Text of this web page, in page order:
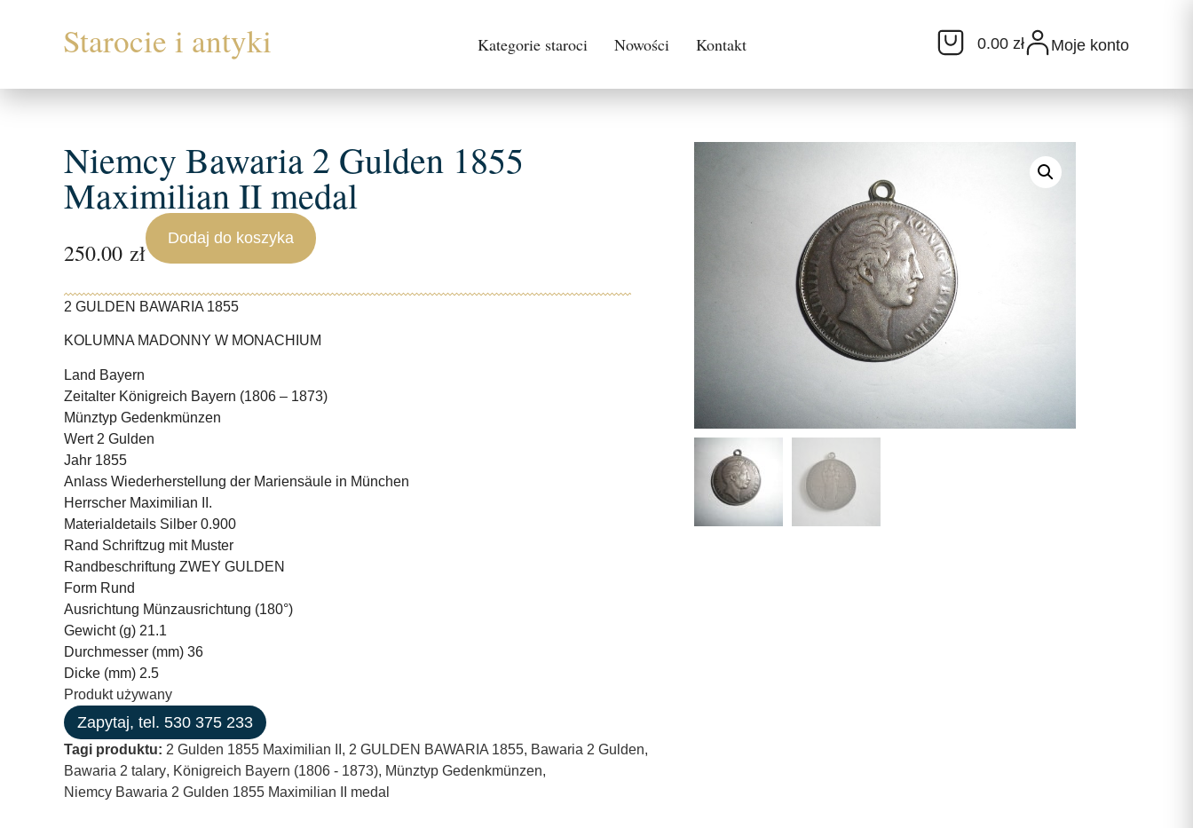
Kategorie staroci Nowości Kontakt 0.00 zł Moje konto
Niemcy Bawaria 2 Gulden 1855
Maximilian II medal
250.00 zł
Dodaj do koszyka
2 GULDEN BAWARIA 1855
KOLUMNA MADONNY W MONACHIUM
Land Bayern
Zeitalter Königreich Bayern (1806 – 1873)
Münztyp Gedenkmünzen
Wert 2 Gulden
Jahr 1855
Anlass Wiederherstellung der Mariensäule in München
Herrscher Maximilian II.
Materialdetails Silber 0.900
Rand Schriftzug mit Muster
Randbeschriftung ZWEY GULDEN
Form Rund
Ausrichtung Münzausrichtung (180°)
Gewicht (g) 21.1
Durchmesser (mm) 36
Dicke (mm) 2.5
Produkt używany
Zapytaj, tel. 530 375 233
Tagi produktu: 2 Gulden 1855 Maximilian II , 2 GULDEN BAWARIA 1855, Bawaria 2 Gulden,
Bawaria 2 talary, Königreich Bayern (1806 - 1873), Münztyp Gedenkmünzen,
Niemcy Bawaria 2 Gulden 1855 Maximilian II medal